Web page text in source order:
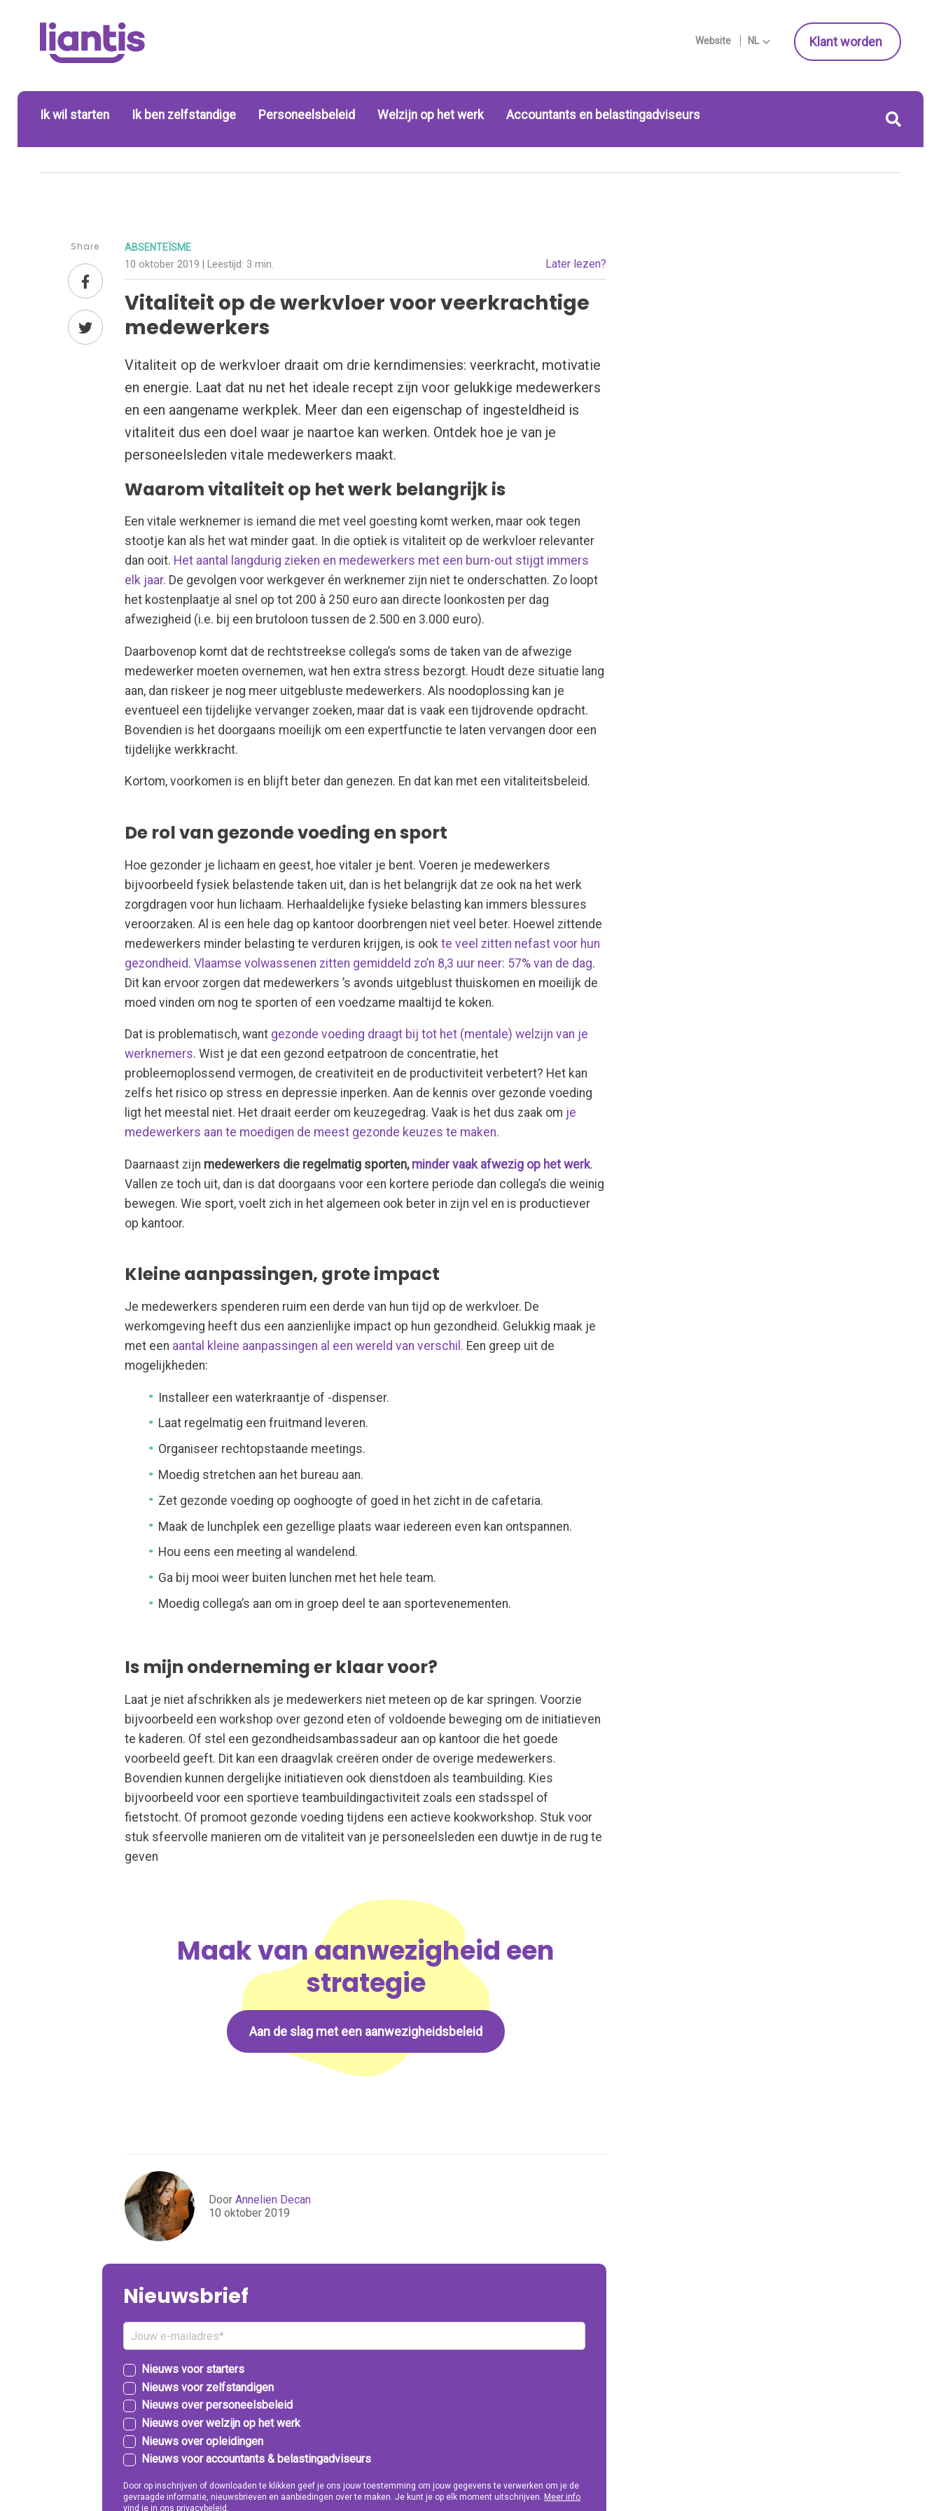
Website NL Klant worden
Ik wil starten Ik ben zelfstandige Personeelsbeleid Welzijn op het werk Accountants en belastingadviseurs
Share ABSENTEÏSME
10 oktober 2019 | Leestijd: 3 min. Later lezen?
Vitaliteit op de werkvloer voor veerkrachtige
medewerkers
Vitaliteit op de werkvloer draait om drie kerndimensies: veerkracht, motivatie
en energie. Laat dat nu net het ideale recept zijn voor gelukkige medewerkers
en een aangename werkplek. Meer dan een eigenschap of ingesteldheid is
vitaliteit dus een doel waar je naartoe kan werken. Ontdek hoe je van je
personeelsleden vitale medewerkers maakt.
Waarom vitaliteit op het werk belangrijk is
Een vitale werknemer is iemand die met veel goesting komt werken, maar ook tegen
stootje kan als het wat minder gaat. In die optiek is vitaliteit op de werkvloer relevanter
dan ooit. Het aantal langdurig zieken en medewerkers met een burn-out stijgt immers
elk jaar. De gevolgen voor werkgever én werknemer zijn niet te onderschatten. Zo loopt
het kostenplaatje al snel op tot 200 à 250 euro aan directe loonkosten per dag
afwezigheid (i.e. bij een brutoloon tussen de 2.500 en 3.000 euro).
Daarbovenop komt dat de rechtstreekse collega’s soms de taken van de afwezige
medewerker moeten overnemen, wat hen extra stress bezorgt. Houdt deze situatie lang
aan, dan riskeer je nog meer uitgebluste medewerkers. Als noodoplossing kan je
eventueel een tijdelijke vervanger zoeken, maar dat is vaak een tijdrovende opdracht.
Bovendien is het doorgaans moeilijk om een expertfunctie te laten vervangen door een
tijdelijke werkkracht.
Kortom, voorkomen is en blijft beter dan genezen. En dat kan met een vitaliteitsbeleid.
De rol van gezonde voeding en sport
Hoe gezonder je lichaam en geest, hoe vitaler je bent. Voeren je medewerkers
bijvoorbeeld fysiek belastende taken uit, dan is het belangrijk dat ze ook na het werk
zorgdragen voor hun lichaam. Herhaaldelijke fysieke belasting kan immers blessures
veroorzaken. Al is een hele dag op kantoor doorbrengen niet veel beter. Hoewel zittende
medewerkers minder belasting te verduren krijgen, is ookte veel zitten nefast voor hun
gezondheid.Vlaamse volwassenen zitten gemiddeld zo’n 8,3 uur neer: 57% van de dag.
Dit kan ervoor zorgen dat medewerkers ’s avonds uitgeblust thuiskomen en moeilijk de
moed vinden om nog te sporten of een voedzame maaltijd te koken.
Dat is problematisch, want gezonde voeding draagt bij tot het (mentale) welzijn van je
werknemers. Wist je dat een gezond eetpatroon de concentratie, het
probleemoplossend vermogen, de creativiteit en de productiviteit verbetert? Het kan
zelfs het risico op stress en depressie inperken. Aan de kennis over gezonde voeding
ligt het meestal niet. Het draait eerder om keuzegedrag. Vaak is het dus zaak om je
medewerkers aan te moedigen de meest gezonde keuzes te maken.
Daarnaast zijn medewerkers die regelmatig sporten, minder vaak afwezig op het werk.
Vallen ze toch uit, dan is dat doorgaans voor een kortere periode dan collega’s die weinig
bewegen. Wie sport, voelt zich in het algemeen ook beter in zijn vel en is productiever
op kantoor.
Kleine aanpassingen, grote impact
Je medewerkers spenderen ruim een derde van hun tijd op de werkvloer. De
werkomgeving heeft dus een aanzienlijke impact op hun gezondheid. Gelukkig maak je
met een aantal kleine aanpassingen al een wereld van verschil. Een greep uit de
mogelijkheden:
Installeer een waterkraantje of -dispenser.
Laat regelmatig een fruitmand leveren.
Organiseer rechtopstaande meetings.
Moedig stretchen aan het bureau aan.
Zet gezonde voeding op ooghoogte of goed in het zicht in de cafetaria.
Maak de lunchplek een gezellige plaats waar iedereen even kan ontspannen.
Hou eens een meeting al wandelend.
Ga bij mooi weer buiten lunchen met het hele team.
Moedig collega’s aan om in groep deel te aan sportevenementen.
Is mijn onderneming er klaar voor?
Laat je niet afschrikken als je medewerkers niet meteen op de kar springen. Voorzie
bijvoorbeeld een workshop over gezond eten of voldoende beweging om de initiatieven
te kaderen. Of stel een gezondheidsambassadeur aan op kantoor die het goede
voorbeeld geeft. Dit kan een draagvlak creëren onder de overige medewerkers.
Bovendien kunnen dergelijke initiatieven ook dienstdoen als teambuilding. Kies
bijvoorbeeld voor een sportieve teambuildingactiviteit zoals een stadsspel of
fietstocht. Of promoot gezonde voeding tijdens een actieve kookworkshop. Stuk voor
stuk sfeervolle manieren om de vitaliteit van je personeelsleden een duwtje in de rug te
geven
Maak van aanwezigheid een
strategie
Aan de slag met een aanwezigheidsbeleid
DoorAnnelien Decan
10 oktober 2019
Nieuwsbrief
Nieuws voor starters
Nieuws voor zelfstandigen
Nieuws over personeelsbeleid
Nieuws over welzijn op het werk
Nieuws over opleidingen
Nieuws voor accountants & belastingadviseurs
Door op inschrijven of downloaden te klikken geef je ons jouw toestemming om jouw gegevens te verwerken om je de
gevraagde informatie, nieuwsbrieven en aanbiedingen over te maken. Je kunt je op elk moment uitschrijven. Meer info
vind je in ons privacybeleid.